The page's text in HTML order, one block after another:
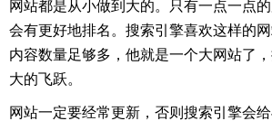
网站都是从小做到大的。只有一点一点
会有更好地排名。搜索引擎喜欢这样的
内容数量足够多，他就是一个大网站了
大的飞跃。
网站一定要经常更新，否则搜索引擎会